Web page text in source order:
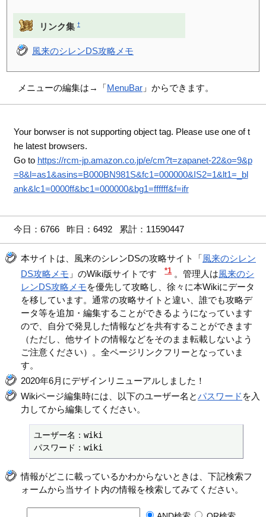
リンク集 †
風来のシレンDS攻略メモ
メニューの編集は→「 MenuBar 」からできます。
Your borwser is not supporting object tag. Please use one of t
he latest browsers.
Go to https://rcm-jp.amazon.co.jp/e/cm?t=zapanet-22&o=9&p
=8&l=as1&asins=B000BN981S&fc1=000000&IS2=1&lt1=_bl
ank&lc1=0000ff&bc1=000000&bg1=ffffff&f=ifr
今日：6766 昨日：6492 累計：11590447
本サイトは、風来のシレンDSの攻略サイト「風来のシレン
DS攻略メモ 」のWiki版サイトです *1 。管理人は風来のシ
レンDS攻略メモを優先して攻略し、徐々に本Wikiにデータ
を移しています。通常の攻略サイトと違い、誰でも攻略デ
ータ等を追加・編集することができるようになっています
ので、自分で発見した情報などを共有することができます
（ただし、他サイトの情報などをそのまま転載しないよう
ご注意ください）。全ページリンクフリーとなっていま
す。
2020年6月にデザインリニューアルしました！
Wikiページ編集時には、以下のユーザー名とパスワード を入
力してから編集してください。
ユーザー名：wiki
パスワード：wiki
情報がどこに載っているかわからないときは、下記検索フ
ォームから当サイト内の情報を検索してみてください。